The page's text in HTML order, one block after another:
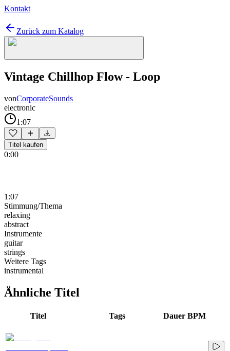
Kontakt
Zurück zum Katalog
Vintage Chillhop Flow - Loop
vonCorporateSounds
electronic
1:07
Titel kaufen
0:00
1:07
Stimmung/Thema
relaxing
abstract
Instrumente
guitar
strings
Weitere Tags
instrumental
Ähnliche Titel
Titel Tags Dauer BPM